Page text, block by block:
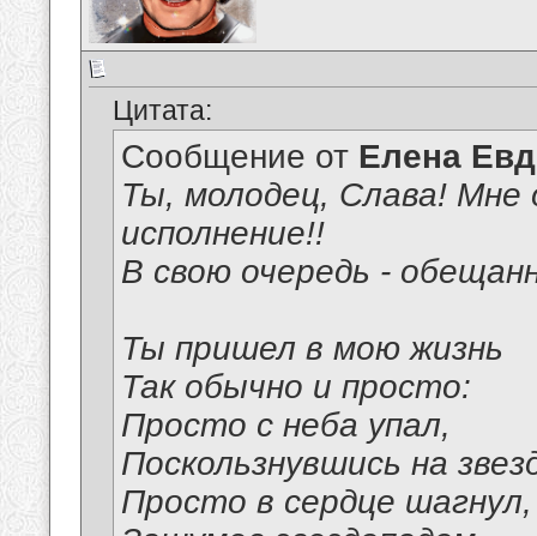
Цитата:
Сообщение от Елена
Ты, молодец, Слава! Мне
исполнение!!
В свою очередь -
Ты пришел в мою жизнь
Так обычно и просто:
Просто с неба упал,
Поскользнувшись на
Просто в сердце шагнул,